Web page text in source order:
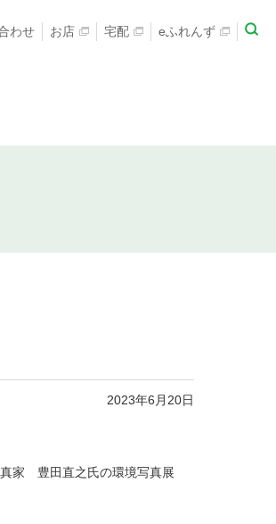
わせ お店 宅配 eふれんず
2023年6月20日
真家 豊田直之氏の環境写真展